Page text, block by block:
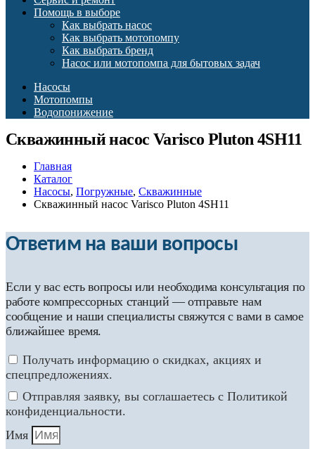
Помощь в выборе
Как выбрать насос
Как выбрать мотопомпу
Как выбрать бренд
Насос или мотопомпа для бытовых задач
Насосы
Мотопомпы
Водопонижение
Скважинный насос Varisco Pluton 4SH11
Главная
Каталог
Насосы, Погружные, Скважинные
Скважинный насос Varisco Pluton 4SH11
Ответим на ваши вопросы
Если у вас есть вопросы или необходима консультация по
работе компрессорных станций — отправьте нам
сообщение и наши специалисты свяжутся с вами в самое
ближайшее время.
Получать информацию о скидках, акциях и
спецпредложениях.
Отправляя заявку, вы соглашаетесь с Политикой
конфиденциальности.
Имя